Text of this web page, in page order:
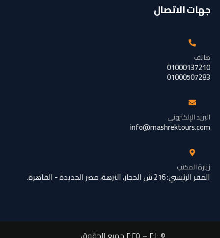
جهات الاتصال
هاتف
01000137210
01000507283
البريد الإلكتروني
info@mashrektours.com
زيارة المكتب
المقر الرئيسي: 216 ش الحجاز، النزهة، مصر الجديدة - القاهرة.